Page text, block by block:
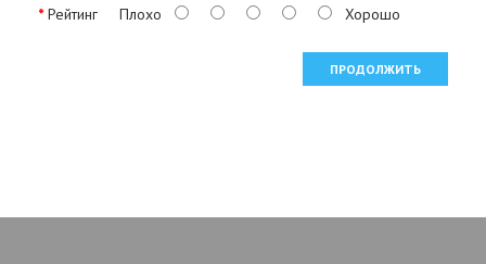
Рейтинг Плохо Хорошо
ПРОДОЛЖИТЬ